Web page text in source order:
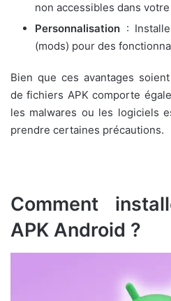
non accessibles dans
Personnalisation :
(mods) pour des
Bien que ces avantages
de fichiers APK comporte
les malwares ou les logiciels
prendre certaines précautions.
Comment
APK Android ?